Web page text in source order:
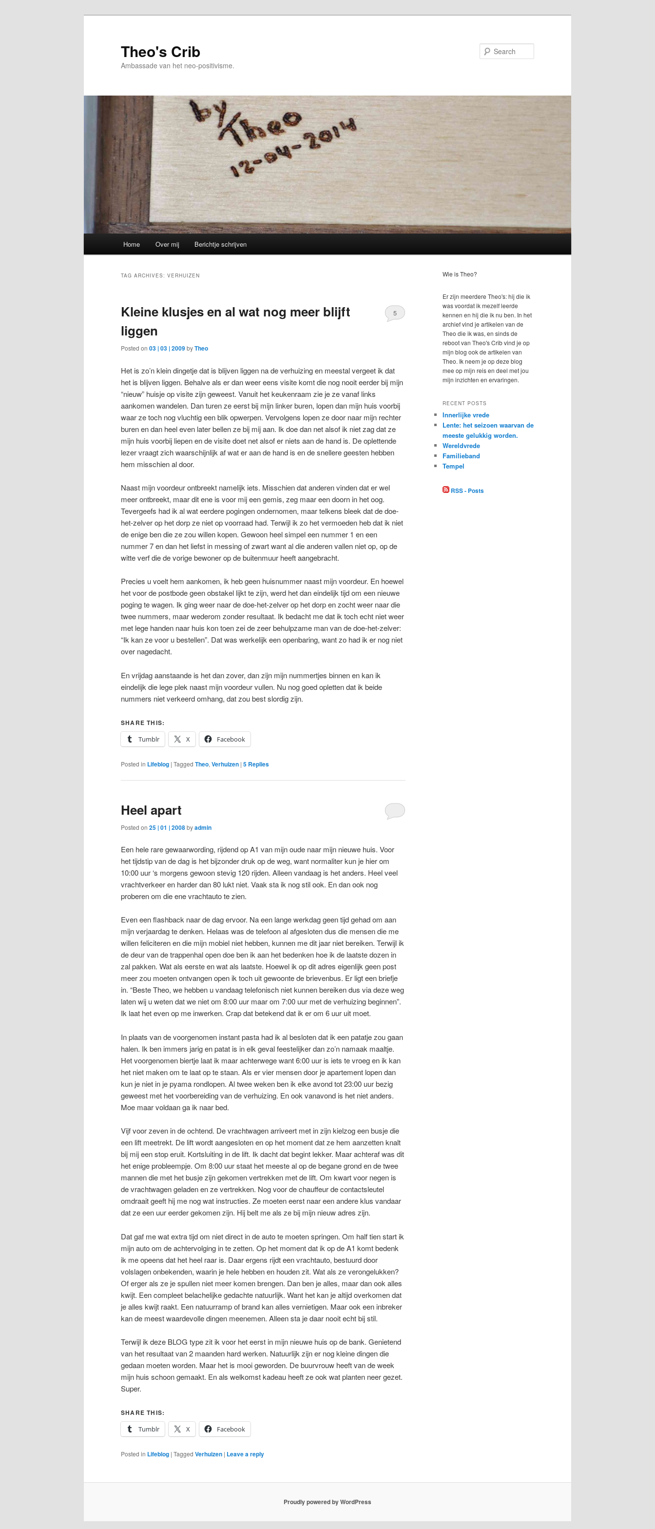
Theo's Crib
Ambassade van het neo-positivisme.
Home Over mij Berichtje schrijven
TAG ARCHIVES: VERHUIZEN
Kleine klusjes en al wat nog meer blijft
liggen
Posted on 03 | 03 | 2009byTheo
5
Het is zo’n klein dingetje dat is blijven liggen na de verhuizing en meestal vergeet ik dat
het is blijven liggen. Behalve als er dan weer eens visite komt die nog nooit eerder bij mijn
“nieuw” huisje op visite zijn geweest. Vanuit het keukenraam zie je ze vanaf links
aankomen wandelen. Dan turen ze eerst bij mijn linker buren, lopen dan mijn huis voorbij
waar ze toch nog vluchtig een blik opwerpen. Vervolgens lopen ze door naar mijn rechter
buren en dan heel even later bellen ze bij mij aan. Ik doe dan net alsof ik niet zag dat ze
mijn huis voorbij liepen en de visite doet net alsof er niets aan de hand is. De oplettende
lezer vraagt zich waarschijnlijk af wat er aan de hand is en de snellere geesten hebben
hem misschien al door.
Naast mijn voordeur ontbreekt namelijk iets. Misschien dat anderen vinden dat er wel
meer ontbreekt, maar dit ene is voor mij een gemis, zeg maar een doorn in het oog.
Tevergeefs had ik al wat eerdere pogingen ondernomen, maar telkens bleek dat de doe-
het-zelver op het dorp ze niet op voorraad had. Terwijl ik zo het vermoeden heb dat ik niet
de enige ben die ze zou willen kopen. Gewoon heel simpel een nummer 1 en een
nummer 7 en dan het liefst in messing of zwart want al die anderen vallen niet op, op de
witte verf die de vorige bewoner op de buitenmuur heeft aangebracht.
Precies u voelt hem aankomen, ik heb geen huisnummer naast mijn voordeur. En hoewel
het voor de postbode geen obstakel lijkt te zijn, werd het dan eindelijk tijd om een nieuwe
poging te wagen. Ik ging weer naar de doe-het-zelver op het dorp en zocht weer naar die
twee nummers, maar wederom zonder resultaat. Ik bedacht me dat ik toch echt niet weer
met lege handen naar huis kon toen zei de zeer behulpzame man van de doe-het-zelver:
“Ik kan ze voor u bestellen”. Dat was werkelijk een openbaring, want zo had ik er nog niet
over nagedacht.
En vrijdag aanstaande is het dan zover, dan zijn mijn nummertjes binnen en kan ik
eindelijk die lege plek naast mijn voordeur vullen. Nu nog goed opletten dat ik beide
nummers niet verkeerd omhang, dat zou best slordig zijn.
SHARE THIS:
Tumblr
X Facebook
Posted in Lifeblog | Tagged Theo, Verhuizen | 5 Replies
Heel apart
Posted on 25 | 01 | 2008byadmin
Een hele rare gewaarwording, rijdend op A1 van mijn oude naar mijn nieuwe huis. Voor
het tijdstip van de dag is het bijzonder druk op de weg, want normaliter kun je hier om
10:00 uur ‘s morgens gewoon stevig 120 rijden. Alleen vandaag is het anders. Heel veel
vrachtverkeer en harder dan 80 lukt niet. Vaak sta ik nog stil ook. En dan ook nog
proberen om die ene vrachtauto te zien.
Even een flashback naar de dag ervoor. Na een lange werkdag geen tijd gehad om aan
mijn verjaardag te denken. Helaas was de telefoon al afgesloten dus die mensen die me
willen feliciteren en die mijn mobiel niet hebben, kunnen me dit jaar niet bereiken. Terwijl ik
de deur van de trappenhal open doe ben ik aan het bedenken hoe ik de laatste dozen in
zal pakken. Wat als eerste en wat als laatste. Hoewel ik op dit adres eigenlijk geen post
meer zou moeten ontvangen open ik toch uit gewoonte de brievenbus. Er ligt een briefje
in. “Beste Theo, we hebben u vandaag telefonisch niet kunnen bereiken dus via deze weg
laten wij u weten dat we niet om 8:00 uur maar om 7:00 uur met de verhuizing beginnen”.
Ik laat het even op me inwerken. Crap dat betekend dat ik er om 6 uur uit moet.
In plaats van de voorgenomen instant pasta had ik al besloten dat ik een patatje zou gaan
halen. Ik ben immers jarig en patat is in elk geval feestelijker dan zo’n namaak maaltje.
Het voorgenomen biertje laat ik maar achterwege want 6:00 uur is iets te vroeg en ik kan
het niet maken om te laat op te staan. Als er vier mensen door je apartement lopen dan
kun je niet in je pyama rondlopen. Al twee weken ben ik elke avond tot 23:00 uur bezig
geweest met het voorbereiding van de verhuizing. En ook vanavond is het niet anders.
Moe maar voldaan ga ik naar bed.
Vijf voor zeven in de ochtend. De vrachtwagen arriveert met in zijn kielzog een busje die
een lift meetrekt. De lift wordt aangesloten en op het moment dat ze hem aanzetten knalt
bij mij een stop eruit. Kortsluiting in de lift. Ik dacht dat begint lekker. Maar achteraf was dit
het enige probleempje. Om 8:00 uur staat het meeste al op de begane grond en de twee
mannen die met het busje zijn gekomen vertrekken met de lift. Om kwart voor negen is
de vrachtwagen geladen en ze vertrekken. Nog voor de chauffeur de contactsleutel
omdraait geeft hij me nog wat instructies. Ze moeten eerst naar een andere klus vandaar
dat ze een uur eerder gekomen zijn. Hij belt me als ze bij mijn nieuw adres zijn.
Dat gaf me wat extra tijd om niet direct in de auto te moeten springen. Om half tien start ik
mijn auto om de achtervolging in te zetten. Op het moment dat ik op de A1 komt bedenk
ik me opeens dat het heel raar is. Daar ergens rijdt een vrachtauto, bestuurd door
volslagen onbekenden, waarin je hele hebben en houden zit. Wat als ze verongelukken?
Of erger als ze je spullen niet meer komen brengen. Dan ben je alles, maar dan ook alles
kwijt. Een compleet belachelijke gedachte natuurlijk. Want het kan je altijd overkomen dat
je alles kwijt raakt. Een natuurramp of brand kan alles vernietigen. Maar ook een inbreker
kan de meest waardevolle dingen meenemen. Alleen sta je daar nooit echt bij stil.
Terwijl ik deze BLOG type zit ik voor het eerst in mijn nieuwe huis op de bank. Genietend
van het resultaat van 2 maanden hard werken. Natuurlijk zijn er nog kleine dingen die
gedaan moeten worden. Maar het is mooi geworden. De buurvrouw heeft van de week
mijn huis schoon gemaakt. En als welkomst kadeau heeft ze ook wat planten neer gezet.
Super.
SHARE THIS:
Tumblr
X Facebook
Posted in Lifeblog | Tagged Verhuizen | Leave a reply
Wie is Theo?
Er zijn meerdere Theo's: hij die ik
was voordat ik mezelf leerde
kennen en hij die ik nu ben. In het
archief vind je artikelen van de
Theo die ik was, en sinds de
reboot van Theo's Crib vind je op
mijn blog ook de artikelen van
Theo. Ik neem je op deze blog
mee op mijn reis en deel met jou
mijn inzichten en ervaringen.
RECENT POSTS
Innerlijke vrede
Lente: het seizoen waarvan de
meeste gelukkig worden.
Wereldvrede
Familieband
Tempel
RSS - Posts
Proudly powered by WordPress